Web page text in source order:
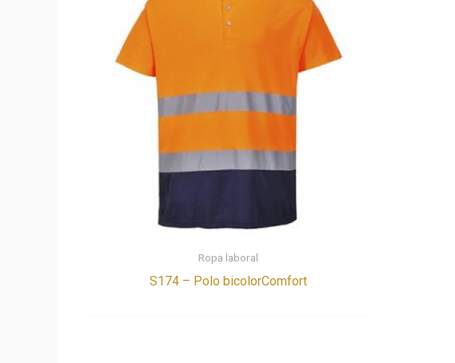
Ropa laboral
S174 – Polo bicolorComfort